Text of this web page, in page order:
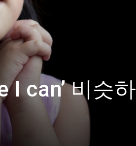
I can’ 비슷